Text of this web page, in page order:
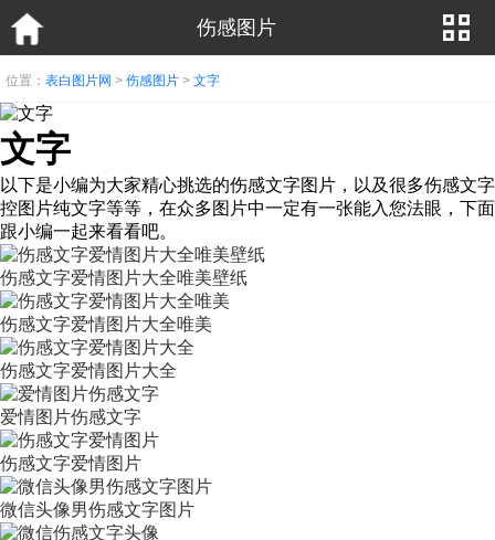
伤感图片
位置： 表白图片网 > 伤感图片 > 文字
文字
以下是小编为大家精心挑选的伤感文字图片，以及很多伤感文字
控图片纯文字等等，在众多图片中一定有一张能入您法眼，下面
跟小编一起来看看吧。
伤感文字爱情图片大全唯美壁纸
伤感文字爱情图片大全唯美
伤感文字爱情图片大全
爱情图片伤感文字
伤感文字爱情图片
微信头像男伤感文字图片